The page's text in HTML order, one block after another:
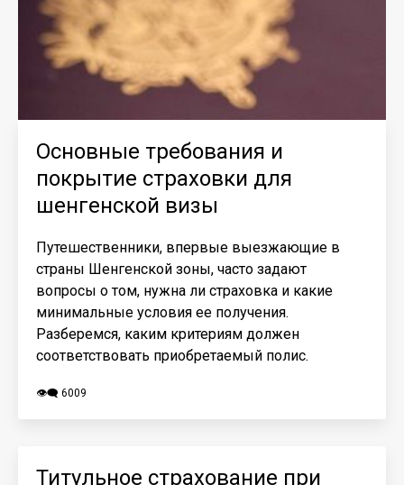
Основные требования и
покрытие страховки для
шенгенской визы
Путешественники, впервые выезжающие в
страны Шенгенской зоны, часто задают
вопросы о том, нужна ли страховка и какие
минимальные условия ее получения.
Разберемся, каким критериям должен
соответствовать приобретаемый полис.
👁️‍🗨️ 6009
Титульное страхование при